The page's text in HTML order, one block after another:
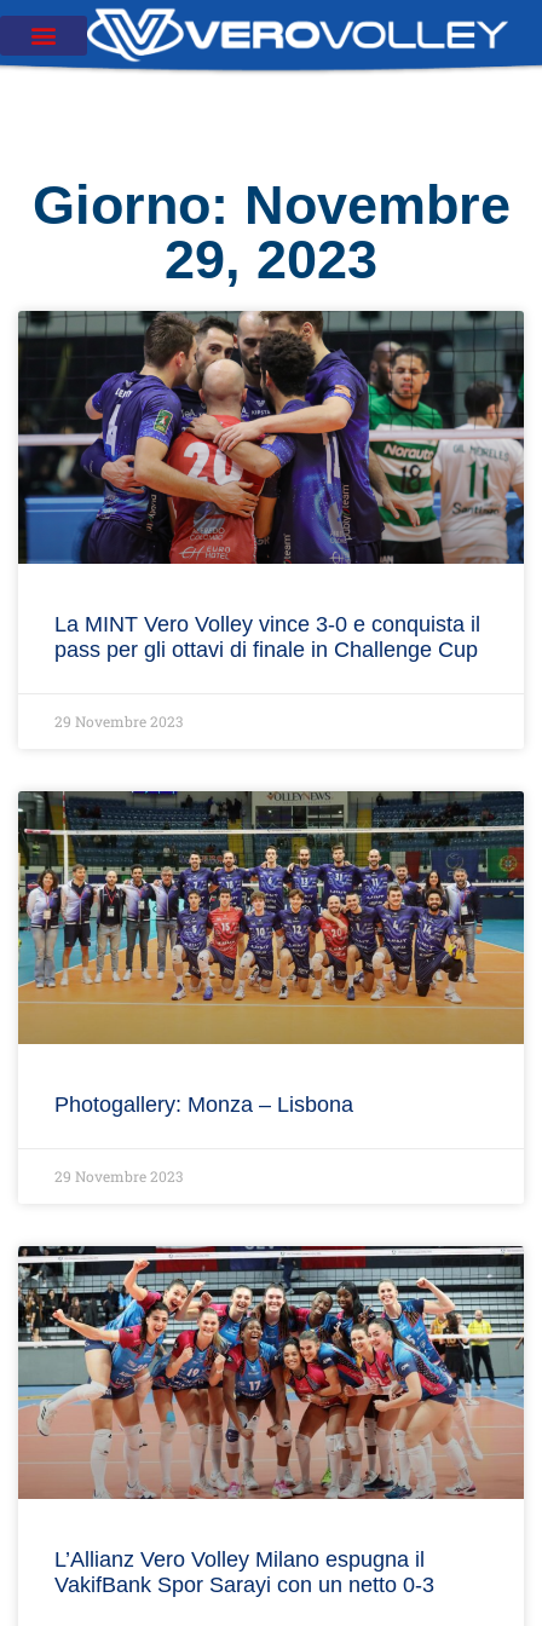
Giorno: Novembre
29, 2023
La MINT Vero Volley vince 3-0 e conquista il
pass per gli ottavi di finale in Challenge Cup
29 Novembre 2023
Photogallery: Monza – Lisbona
29 Novembre 2023
L’Allianz Vero Volley Milano espugna il
VakifBank Spor Sarayi con un netto 0-3